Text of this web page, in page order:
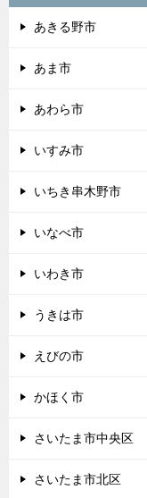
あきる野市
あま市
あわら市
いすみ市
いちき串木野市
いなべ市
いわき市
うきは市
えびの市
かほく市
さいたま市中央区
さいたま市北区